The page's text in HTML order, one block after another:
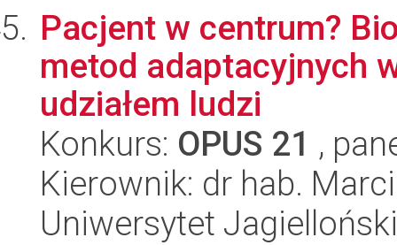
Pacjent w centrum?
metod adaptacyjnych
udziałem ludzi
Konkurs: OPUS 21 ,
Kierownik: dr hab.
Uniwersytet